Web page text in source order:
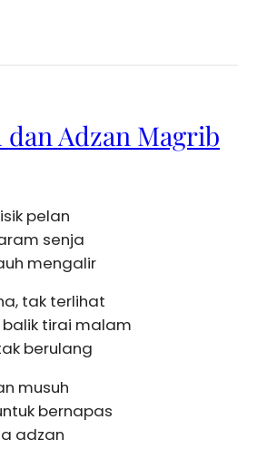
dan Adzan Magrib
pelan
senja
mengalir
tak terlihat
tirai malam
berulang
musuh
bernapas
adzan